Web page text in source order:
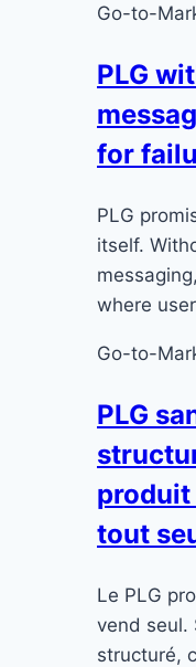
Go-to-
PLG
for
PLG
itself.
where
Go-to-
PLG
produit
tout
Le PLG
vend seul.
structuré,